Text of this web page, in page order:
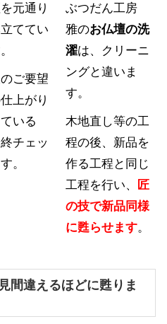
元通り
ててい
ご要望
上がり
いる
チェッ
。
ぶつだん工房
雅のお仏壇の洗
濯は、クリーニ
ングと違いま
す。
木地直し等の工
程の後、新品を
作る工程と同じ
工程を行い、
匠
の技で新品同様
に甦らせます。
間違えるほどに甦りま